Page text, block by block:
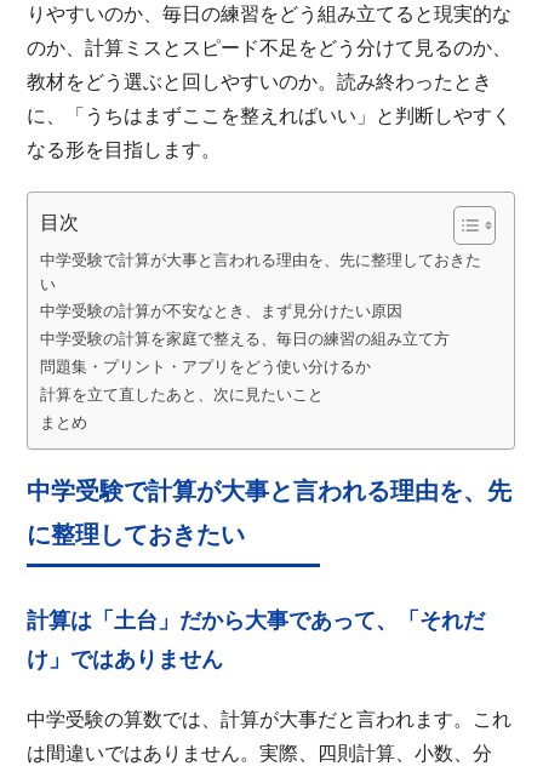
りやすいのか、毎日の練習をどう組み立てると現実的な
のか、計算ミスとスピード不足をどう分けて見るのか、
教材をどう選ぶと回しやすいのか。読み終わったとき
に、「うちはまずここを整えればいい」と判断しやすく
なる形を目指します。
目次
中学受験で計算が大事と言われる理由を、先に整理しておきた
い
中学受験の計算が不安なとき、まず見分けたい原因
中学受験の計算を家庭で整える、毎日の練習の組み立て方
問題集・プリント・アプリをどう使い分けるか
計算を立て直したあと、次に見たいこと
まとめ
中学受験で計算が大事と言われる理由を、先
に整理しておきたい
計算は「土台」だから大事であって、「それだ
け」ではありません
中学受験の算数では、計算が大事だと言われます。これ
は間違いではありません。実際、四則計算、小数、分